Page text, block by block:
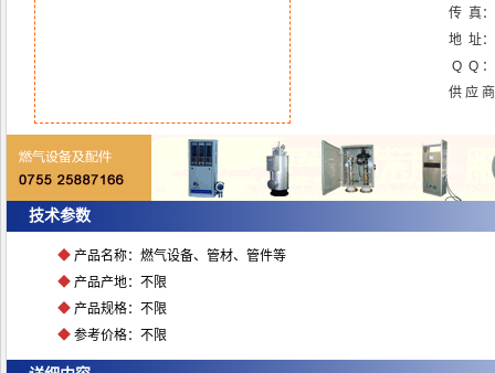
传 真
地 址：
Q Q ：
供 应
技术参数
◆ 产品名称：燃气设备、管材、管件等
◆ 产品产地：不限
◆ 产品规格：不限
◆ 参考价格：不限